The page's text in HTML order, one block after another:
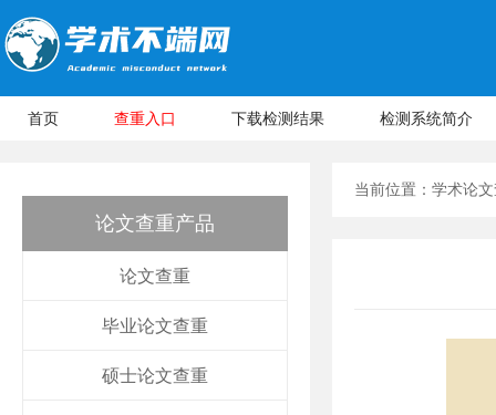
首页 查重入口 下载检测结果 检测系统简介
论文查重产品
论文查重
毕业论文查重
硕士论文查重
当前位置： 学术论